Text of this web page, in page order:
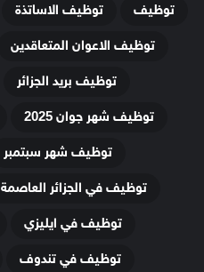
توظيف
توظيف الاساتذة
توظيف الاعوان المتعاقدين
توظيف بريد الجزائر
توظيف شهر جوان 2025
توظيف شهر سبتمبر
توظيف في الجزائر العاصمة
توظيف في ايليزي
توظيف في تندوف